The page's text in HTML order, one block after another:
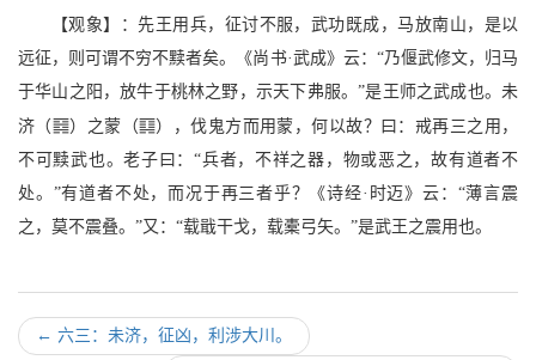
【观象】：先王用兵，征讨不服，武功既成，马放南山，是以
远征，则可谓不穷不黩者矣。《尚书·武成》云：“乃偃武修文，归马
于华山之阳，放牛于桃林之野，示天下弗服。”是王师之武成也。未
济（?）之蒙（r），伐鬼方而用蒙，何以故？曰：戒再三之用，
不可黩武也。老子曰：“兵者，不祥之器，物或恶之，故有道者不
处。”有道者不处，而况于再三者乎？《诗经·时迈》云：“薄言震
之，莫不震叠。”又：“载戢干戈，载橐弓矢。”是武王之震用也。
← 六三：未济，征凶，利涉大川。